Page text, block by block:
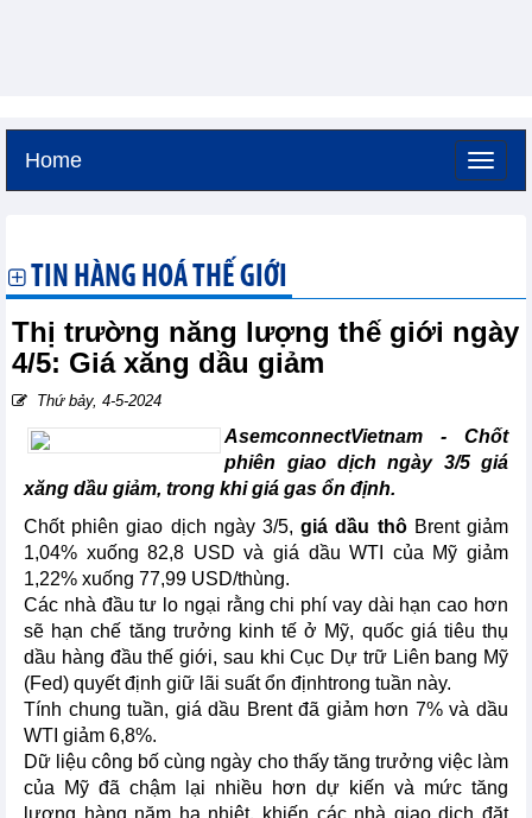
Home
TIN HÀNG HOÁ THẾ GIỚI
Thị trường năng lượng thế giới ngày
4/5: Giá xăng dầu giảm
Thứ bảy, 4-5-2024
AsemconnectVietnam - Chốt
phiên giao dịch ngày 3/5 giá
xăng dầu giảm, trong khi giá gas ổn định.
Chốt phiên giao dịch ngày 3/5,giá dầu thô Brent giảm
1,04% xuống 82,8 USD và giá dầu WTI của Mỹ giảm
1,22% xuống 77,99 USD/thùng.
Các nhà đầu tư lo ngại rằng chi phí vay dài hạn cao hơn
sẽ hạn chế tăng trưởng kinh tế ở Mỹ, quốc giá tiêu thụ
dầu hàng đầu thế giới, sau khi Cục Dự trữ Liên bang Mỹ
(Fed) quyết định giữ lãi suất ổn địnhtrong tuần này.
Tính chung tuần, giá dầu Brent đã giảm hơn 7% và dầu
WTI giảm 6,8%.
Dữ liệu công bố cùng ngày cho thấy tăng trưởng việc làm
của Mỹ đã chậm lại nhiều hơn dự kiến và mức tăng
lương hàng năm hạ nhiệt, khiến các nhà giao dịch đặt